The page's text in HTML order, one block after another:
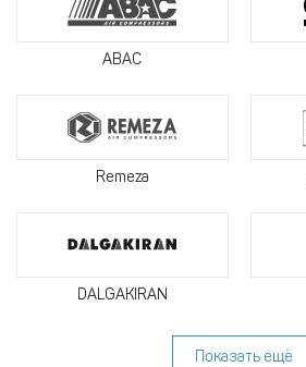
ABAC
Remeza
DALGAKIRAN
Показать ещё